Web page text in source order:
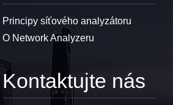
Principy síťového analyzátoru
O Network Analyzeru
Kontaktujte nás